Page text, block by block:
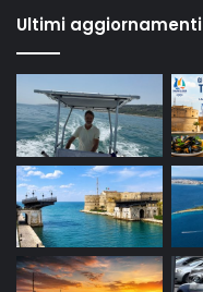
Ultimi aggiornamenti